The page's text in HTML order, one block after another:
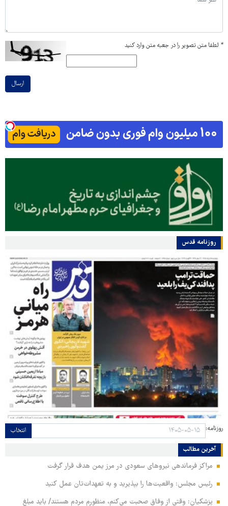
* لطفا متن تصویر را در جعبه متن وارد کنید
ارسال
روزنامه قدس
روزنامه: انتخاب
آخرین مطالب
مراکز فرماندهی نیروهای سعودی در مرز یمن هدف قرار گرفت
رئیس مجلس: واقعیت‌ها را بپذیرید و به تعهدات‌تان عمل کنید
پزشکیان: وقتی از وفاق صحبت می‌کنم، منظورم مردم هستند/ باید مبلغ